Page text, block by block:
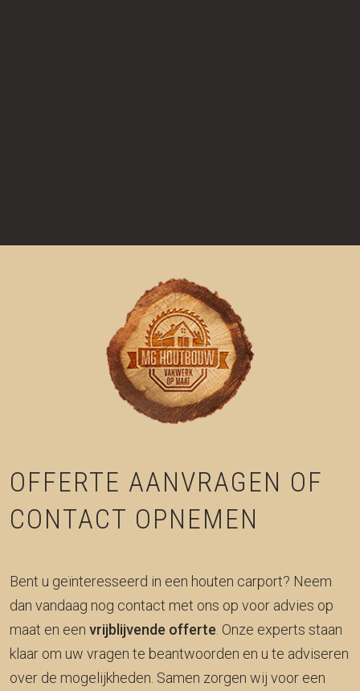
OFFERTE AANVRAGEN OF
CONTACT OPNEMEN
Bent u geïnteresseerd in een houten carport? Neem
dan vandaag nog contact met ons op voor advies op
maat en een vrijblijvende offerte . Onze experts staan
klaar om uw vragen te beantwoorden en u te adviseren
over de mogelijkheden. Samen zorgen wij voor een